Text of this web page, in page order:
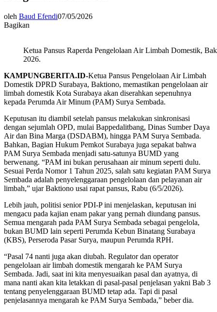
oleh Baud Efendi07/05/2026
Bagikan
Ketua Pansus Raperda Pengelolaan Air Limbah Domestik,
2026.
KAMPUNGBERITA.ID-Ketua Pansus Pengelolaan Air Limbah
Domestik DPRD Surabaya, Baktiono, memastikan pengelolaan air
limbah domestik Kota Surabaya akan diserahkan sepenuhnya
kepada Perumda Air Minum (PAM) Surya Sembada.
Keputusan itu diambil setelah pansus melakukan sinkronisasi
dengan sejumlah OPD, mulai Bappedalitbang, Dinas Sumber Daya
Air dan Bina Marga (DSDABM), hingga PAM Surya Sembada.
Bahkan, Bagian Hukum Pemkot Surabaya juga sepakat bahwa
PAM Surya Sembada menjadi satu-satunya BUMD yang
berwenang. “PAM ini bukan perusahaan air minum seperti dulu.
Sesuai Perda Nomor 1 Tahun 2025, salah satu kegiatan PAM Surya
Sembada adalah penyelenggaraan pengelolaan dan pelayanan air
limbah,” ujar Baktiono usai rapat pansus, Rabu (6/5/2026).
Lebih jauh, politisi senior PDI-P ini menjelaskan, keputusan ini
mengacu pada kajian enam pakar yang pernah diundang pansus.
Semua mengarah pada PAM Surya Sembada sebagai pengelola,
bukan BUMD lain seperti Perumda Kebun Binatang Surabaya
(KBS), Perseroda Pasar Surya, maupun Perumda RPH.
“Pasal 74 nanti juga akan diubah. Regulator dan operator
pengelolaan air limbah domestik mengarah ke PAM Surya
Sembada. Jadi, saat ini kita menyesuaikan pasal dan ayatnya, di
mana nanti akan kita letakkan di pasal-pasal penjelasan yakni Bab 3
tentang penyelenggaraan BUMD tetap ada. Tapi di pasal
penjelasannya mengarah ke PAM Surya Sembada,” beber dia.